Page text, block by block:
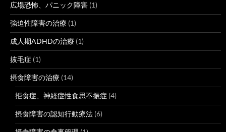
広場恐怖、パニック障害 (1)
強迫性障害の治療 (1)
成人期ADHDの治療 (1)
抜毛症 (1)
摂食障害の治療 (14)
拒食症、神経症性食思不振症 (4)
摂食障害の認知行動療法 (6)